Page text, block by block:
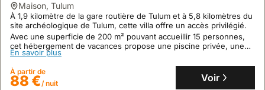
maison, Tulum
À 1,9 kilomètre de la gare routière de Tulum et à 5,8 kilomètres du
site archéologique de Tulum, cette villa offre un accès privilégié.
Avec une superficie de 200 m² pouvant accueillir 15 personnes,
cet hébergement de vacances propose une piscine privée, une
terrasse avec vue et une connexion Wi-Fi gratuite.
En savoir plus
À partir de
88 €/ nuit Voir